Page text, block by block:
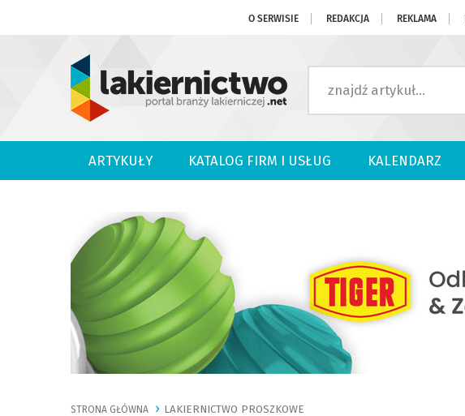
O SERWISIE REDAKCJA REKLAMA
ARTYKUŁY KATALOG FIRM I USŁUG KALENDARZ
STRONA GŁÓWNA LAKIERNICTWO PROSZKOWE